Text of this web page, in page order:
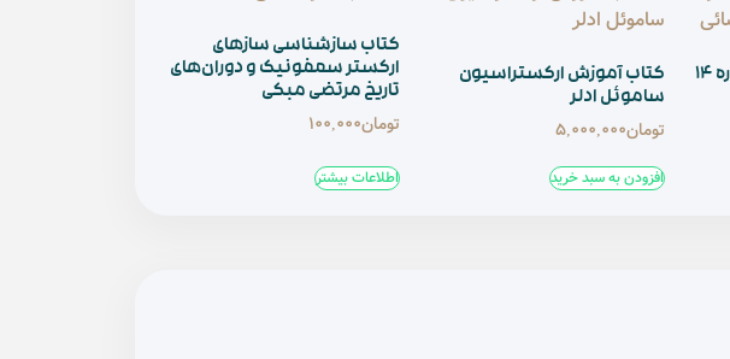
کتاب آوازهای فولکلور شماره ۱۴
کتاب آموزش ارکستراسیون
ساموئل ادلر
تومان5,000,000
افزودن به سبد خرید
کتاب سازشناسی سازهای
ارکستر سمفونیک و دوران‌های
تاریخ مرتضی مبکی
تومان100,000
اطلاعات بیشتر